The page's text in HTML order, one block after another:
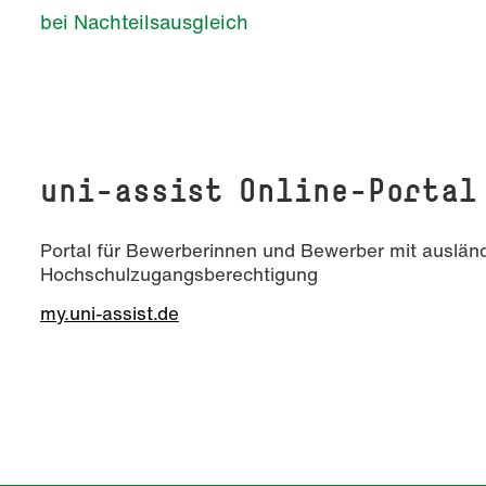
bei Nachteilsausgleich
uni-assist Online-Portal
Portal für Bewerberinnen und Bewerber mit
Hochschulzugangsberechtigung
my.uni-assist.de